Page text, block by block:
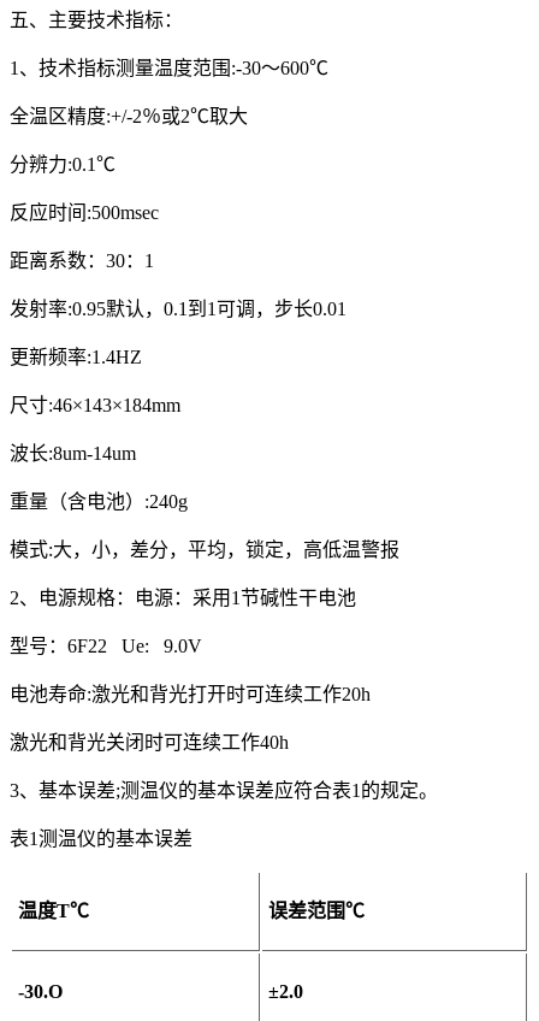
五、主要技术指标：
1、技术指标测量温度范围:-30～600℃
全温区精度:+/-2％或2℃取大
分辨力:0.1℃
反应时间:500msec
距离系数：30：1
发射率:0.95默认，0.1到1可调，步长0.01
更新频率:1.4HZ
尺寸:46×143×184mm
波长:8um-14um
重量（含电池）:240g
模式:大，小，差分，平均，锁定，高低温警报
2、电源规格：电源：采用1节碱性干电池
型号：6F22 Ue: 9.0V
电池寿命:激光和背光打开时可连续工作20h
激光和背光关闭时可连续工作40h
3、基本误差;测温仪的基本误差应符合表1的规定。
表1测温仪的基本误差
温度T℃ 误差范围℃
-30.O ±2.0